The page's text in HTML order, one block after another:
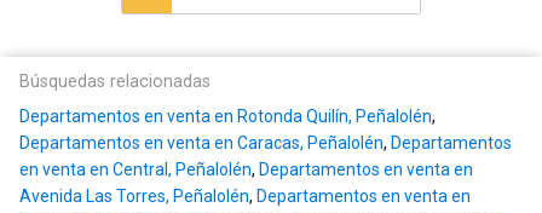
Búsquedas relacionadas
Departamentos en venta en Rotonda Quilín, Peñalolén,
Departamentos en venta en Caracas, Peñalolén, Departamentos
en venta en Central, Peñalolén, Departamentos en venta en
Avenida Las Torres, Peñalolén, Departamentos en venta en